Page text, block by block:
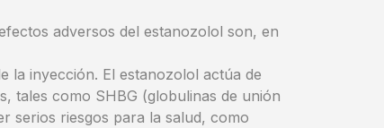
adversos del estanozolol son, en
la inyección. El estanozolol actúa de
tales como SHBG (globulinas de unión
serios riesgos para la salud, como